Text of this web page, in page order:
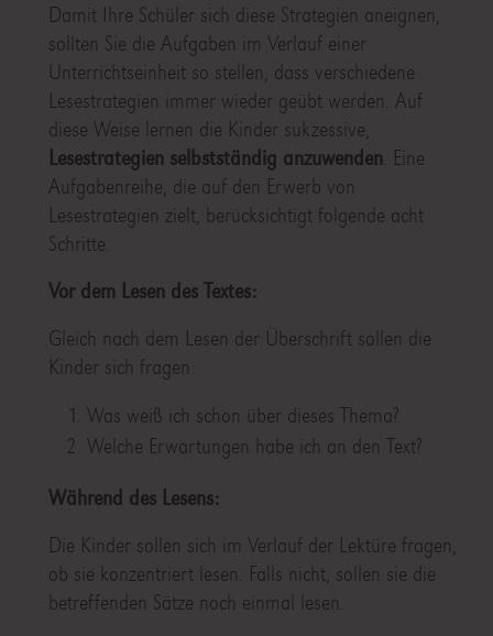
Damit Ihre Schüler sich diese Strategien aneignen,
sollten Sie die Aufgaben im Verlauf einer
Unterrichtseinheit so stellen, dass verschiedene
Lesestrategien immer wieder geübt werden. Auf
diese Weise lernen die Kinder sukzessive,
Lesestrategien selbstständig anzuwenden . Eine
Aufgabenreihe, die auf den Erwerb von
Lesestrategien zielt, berücksichtigt folgende acht
Schritte.
Vor dem Lesen des Textes:
Gleich nach dem Lesen der Überschrift sollen die
Kinder sich fragen:
Was weiß ich schon über dieses Thema?
Welche Erwartungen habe ich an den Text?
Während des Lesens:
Die Kinder sollen sich im Verlauf der Lektüre fragen,
ob sie konzentriert lesen. Falls nicht, sollen sie die
betreffenden Sätze noch einmal lesen.